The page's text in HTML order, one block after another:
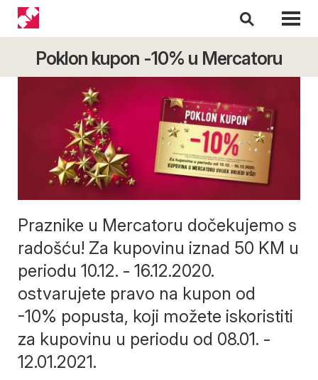
Poklon kupon -10% u Mercatoru
Praznike u Mercatoru dočekujemo s
radošću! Za kupovinu iznad 50 KM u
periodu 10.12. - 16.12.2020.
ostvarujete pravo na kupon od
-10% popusta, koji možete iskoristiti
za kupovinu u periodu od 08.01. -
12.01.2021.